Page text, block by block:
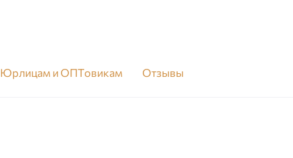
Юрлицам и ОПТовикам Отзывы